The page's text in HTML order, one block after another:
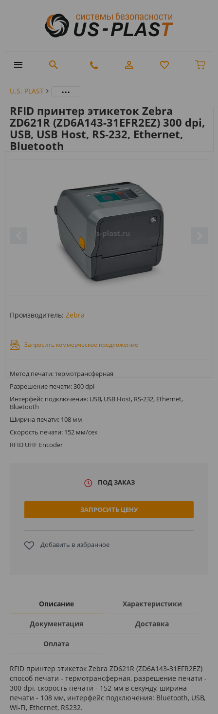
U.S. PLAST ...
RFID принтер этикеток Zebra
ZD621R (ZD6A143-31EFR2EZ) 300 dpi,
USB, USB Host, RS-232, Ethernet,
Bluetooth
Производитель: Zebra
Запросить коммерческое предложение
Метод печати: термотрансферная
Разрешение печати: 300 dpi
Интерфейс подключения: USB, USB Host, RS-232, Ethernet,
Bluetooth
Ширина печати: 108 мм
Скорость печати: 152 мм/сек
RFID UHF Encoder
ПОД ЗАКАЗ
ЗАПРОСИТЬ ЦЕНУ
Добавить в избранное
Описание Характеристики
Документация Доставка
Оплата
RFID принтер этикеток Zebra ZD621R (ZD6A143-31EFR2EZ)
способ печати - термотрансферная, разрешение печати -
300 dpi, скорость печати - 152 мм в секунду, ширина
печати - 108 мм, интерфейс подключения: Bluetooth, USB,
Wi-Fi, Ethernet, RS232.